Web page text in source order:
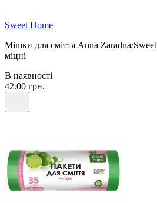
Sweet Home
Мішки для сміття Anna Zaradna/
міцні
В наявності
42.00 грн.